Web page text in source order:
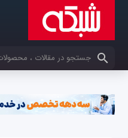
کلمات کلیدی خود را وارد کنید